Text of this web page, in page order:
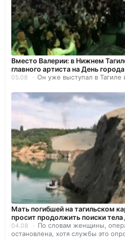
Вместо Валерии: в Нижнем
главного артиста на День города
05.08 Он уже выступал в Тагиле
Мать погибшей на тагильском
просит продолжить поиски
04.08
По словам женщины,
остановлена, хотя службы это